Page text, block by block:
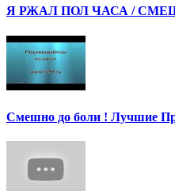
Я РЖАЛ ПОЛ ЧАСА /
Смешно до боли ! Лучшие